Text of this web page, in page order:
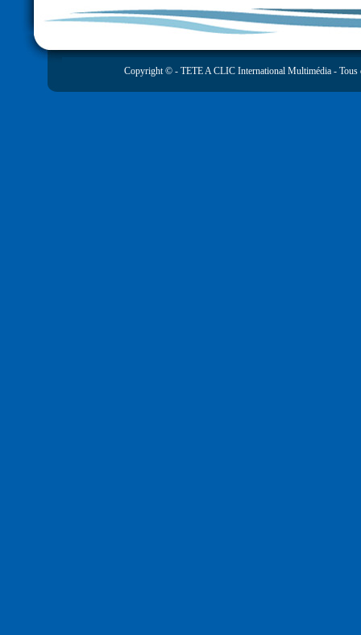
Copyright © - TETE A CLIC International Multimédia - Tous